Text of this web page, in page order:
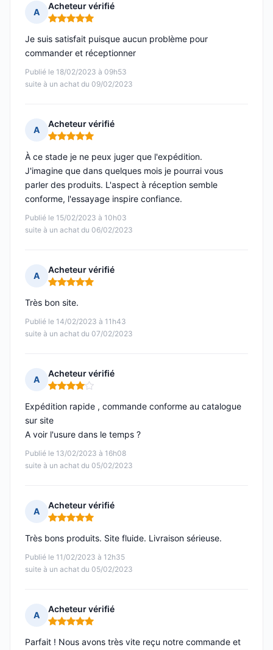
A
Acheteur vérifié
Note : 5 sur 5
Publié le 18/02/2023 à 09h53
suite à un achat du 09/02/2023
Je suis satisfait puisque aucun problème pour
commander et réceptionner
A
Acheteur vérifié
Note : 5 sur 5
Publié le 15/02/2023 à 10h03
suite à un achat du 06/02/2023
À ce stade je ne peux juger que l'expédition.
J'imagine que dans quelques mois je pourrai vous
parler des produits. L'aspect à réception semble
conforme, l'essayage inspire confiance.
A
Acheteur vérifié
Note : 5 sur 5
Publié le 14/02/2023 à 11h43
suite à un achat du 07/02/2023
Très bon site.
A
Acheteur vérifié
Note : 4 sur 5
Publié le 13/02/2023 à 16h08
suite à un achat du 05/02/2023
Expédition rapide , commande conforme au catalogue
sur site
A voir l'usure dans le temps ?
A
Acheteur vérifié
Note : 5 sur 5
Publié le 11/02/2023 à 12h35
suite à un achat du 05/02/2023
Très bons produits. Site fluide. Livraison sérieuse.
A
Acheteur vérifié
Note : 5 sur 5
Parfait ! Nous avons très vite reçu notre commande et